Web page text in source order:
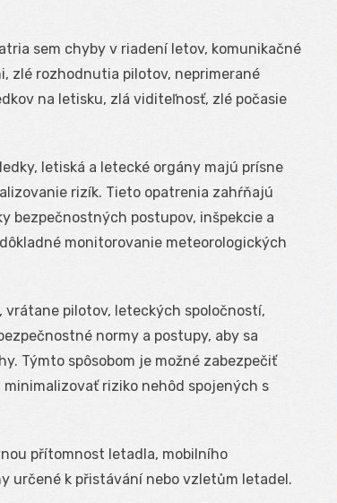
sem chyby v riadení letov, komunikačné
zlé rozhodnutia pilotov, neprimerané
na letisku, zlá viditeľnosť, zlé počasie
letiská a letecké orgány majú prísne
rizík. Tieto opatrenia zahŕňajú
bezpečnostných postupov, inšpekcie a
monitorovanie meteorologických
pilotov, leteckých spoločností,
normy a postupy, aby sa
Týmto spôsobom je možné zabezpečiť
riziko nehôd spojených s
přítomnost letadla, mobilního
určené k přistávání nebo vzletům letadel.